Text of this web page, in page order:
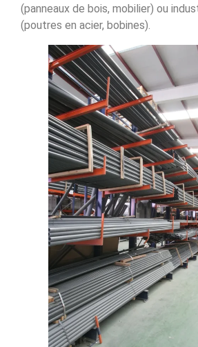
(panneaux de bois, mobilier) ou
(poutres en acier, bobines).